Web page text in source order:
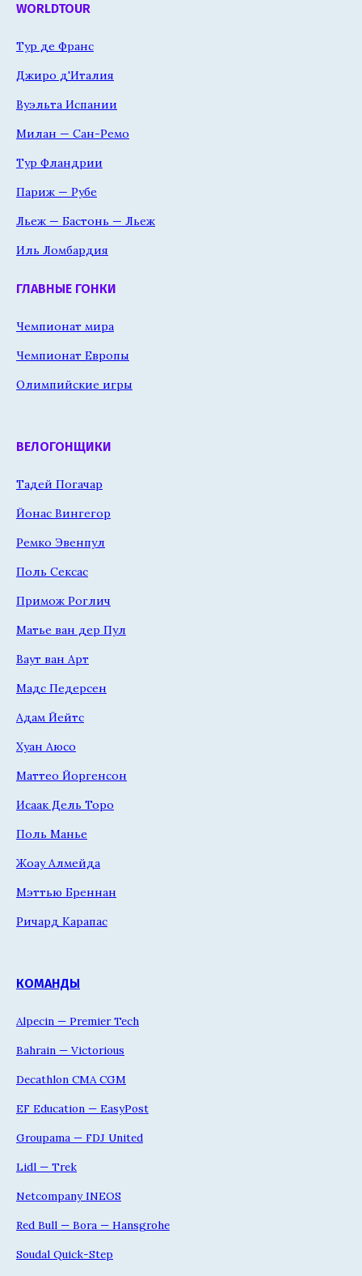
WORLDTOUR
Тур де Франс
Джиро д'Италия
Вуэльта Испании
Милан — Сан-Ремо
Тур Фландрии
Париж — Рубе
Льеж — Бастонь — Льеж
Иль Ломбардия
ГЛАВНЫЕ ГОНКИ
Чемпионат мира
Чемпионат Европы
Олимпийские игры
ВЕЛОГОНЩИКИ
Тадей Погачар
Йонас Вингегор
Ремко Эвенпул
Поль Сексас
Примож Роглич
Матье ван дер Пул
Ваут ван Арт
Мадс Педерсен
Адам Йейтс
Хуан Аюсо
Маттео Йоргенсон
Исаак Дель Торо
Поль Манье
Жоау Алмейда
Мэттью Бреннан
Ричард Карапас
КОМАНДЫ
Alpecin — Premier Tech
Bahrain — Victorious
Decathlon CMA CGM
EF Education — EasyPost
Groupama — FDJ United
Lidl — Trek
Netcompany INEOS
Red Bull — Bora — Hansgrohe
Soudal Quick-Step